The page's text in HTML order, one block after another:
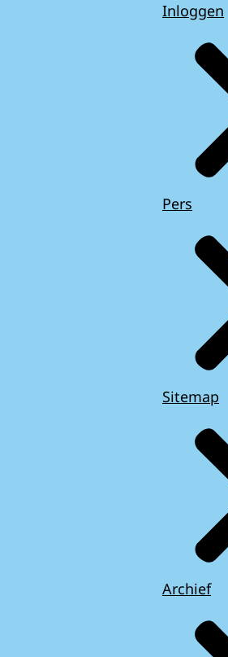
Inloggen
Pers
Sitemap
Archief